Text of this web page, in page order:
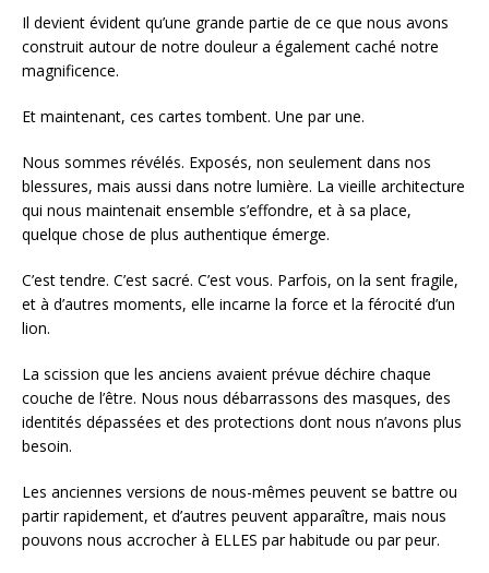
Il devient évident qu’une grande partie de ce que nous avons
construit autour de notre douleur a également caché notre
magnificence.
Et maintenant, ces cartes tombent. Une par une.
Nous sommes révélés. Exposés, non seulement dans nos
blessures, mais aussi dans notre lumière. La vieille architecture
qui nous maintenait ensemble s’effondre, et à sa place,
quelque chose de plus authentique émerge.
C’est tendre. C’est sacré. C’est vous. Parfois, on la sent fragile,
et à d’autres moments, elle incarne la force et la férocité d’un
lion.
La scission que les anciens avaient prévue déchire chaque
couche de l’être. Nous nous débarrassons des masques, des
identités dépassées et des protections dont nous n’avons plus
besoin.
Les anciennes versions de nous-mêmes peuvent se battre ou
partir rapidement, et d’autres peuvent apparaître, mais nous
pouvons nous accrocher à ELLES par habitude ou par peur.